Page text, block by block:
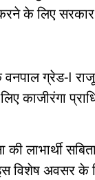
के लिए
वनपाल ग्रेड-I
काजीरंगा
लाभार्थी
इस विशेष अवसर